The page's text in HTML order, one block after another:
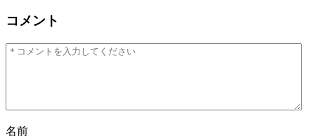
コメント
名前